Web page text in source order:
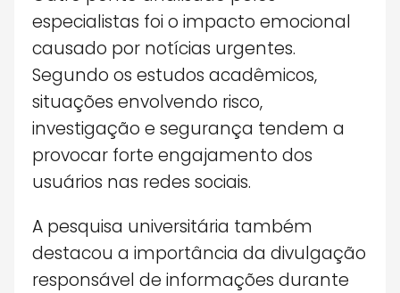
especialistas foi o impacto emocional
causado por notícias urgentes.
Segundo os estudos acadêmicos,
situações envolvendo risco,
investigação e segurança tendem a
provocar forte engajamento dos
usuários nas redes sociais.
A pesquisa universitária também
destacou a importância da divulgação
responsável de informações durante